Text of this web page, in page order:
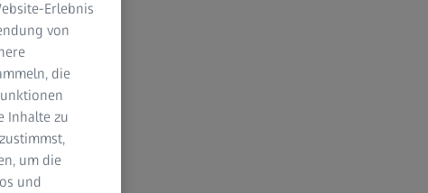
Erlebnis
von
die
Inhalte zu
um die
und